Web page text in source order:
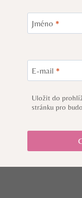
Jméno *
E-mail *
Uložit do
stránku pro